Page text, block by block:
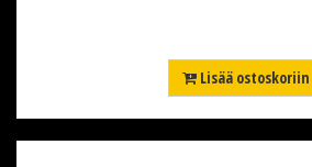
Lisää ostoskoriin